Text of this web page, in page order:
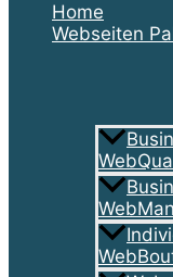
Home
Webseiten